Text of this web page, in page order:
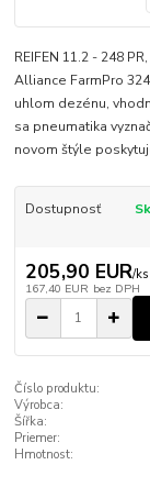
REIFEN 11.2 - 248
Alliance FarmPro
uhlom dezénu,
sa pneumatika
novom štýle
Dostupnosť
205,90 EUR/ks
167,40 EUR bez DPH
Číslo produktu:
Výrobca:
Šířka:
Priemer:
Hmotnost: